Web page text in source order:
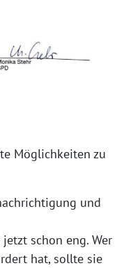
Möglichkeiten zu
und
schon eng. Wer
hat, sollte sie